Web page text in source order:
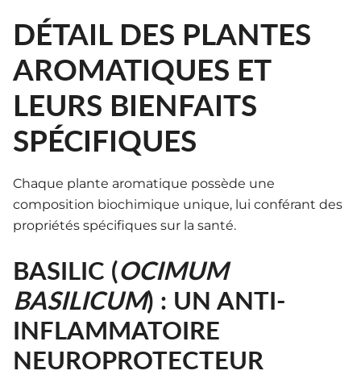
DÉTAIL DES PLANTES
AROMATIQUES ET
LEURS BIENFAITS
SPÉCIFIQUES
Chaque plante aromatique possède une
composition biochimique unique, lui conférant des
propriétés spécifiques sur la santé.
BASILIC (OCIMUM
BASILICUM) : UN ANTI-
INFLAMMATOIRE
NEUROPROTECTEUR